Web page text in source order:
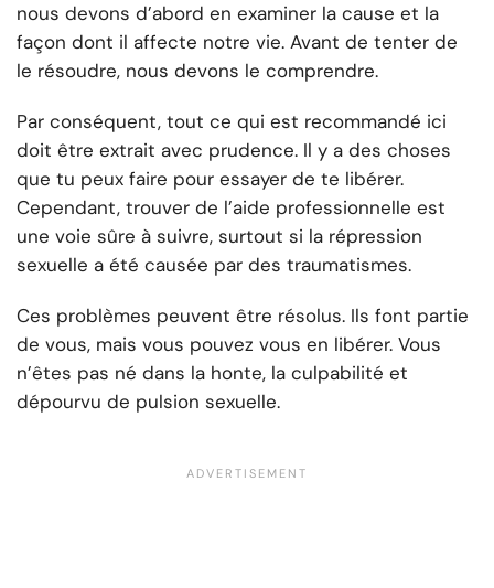
nous devons d’abord en examiner la cause et la
façon dont il affecte notre vie. Avant de tenter de
le résoudre, nous devons le comprendre.
Par conséquent, tout ce qui est recommandé ici
doit être extrait avec prudence. Il y a des choses
que tu peux faire pour essayer de te libérer.
Cependant, trouver de l’aide professionnelle est
une voie sûre à suivre, surtout si la répression
sexuelle a été causée par des traumatismes.
Ces problèmes peuvent être résolus. Ils font partie
de vous, mais vous pouvez vous en libérer. Vous
n’êtes pas né dans la honte, la culpabilité et
dépourvu de pulsion sexuelle.